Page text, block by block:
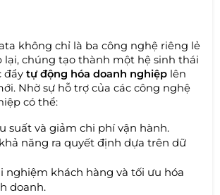
không chỉ là ba công nghệ riêng lẻ
lại, chúng tạo thành một hệ sinh thái
đẩytự động hóa doanh nghiệp lên
Nhờ sự hỗ trợ của các công nghệ
có thể:
suất và giảm chi phí vận hành.
năng ra quyết định dựa trên dữ
nghiệm khách hàng và tối ưu hóa
doanh.